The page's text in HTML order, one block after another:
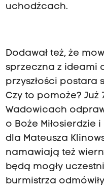
uchodźcach.
Dodawał też, że
sprzeczna z ideami
przyszłości postara
Czy to pomoże? Już
Wadowicach
o Boże Miłosierdzie
dla Mateusza
namawiają też
będą mogły
burmistrza